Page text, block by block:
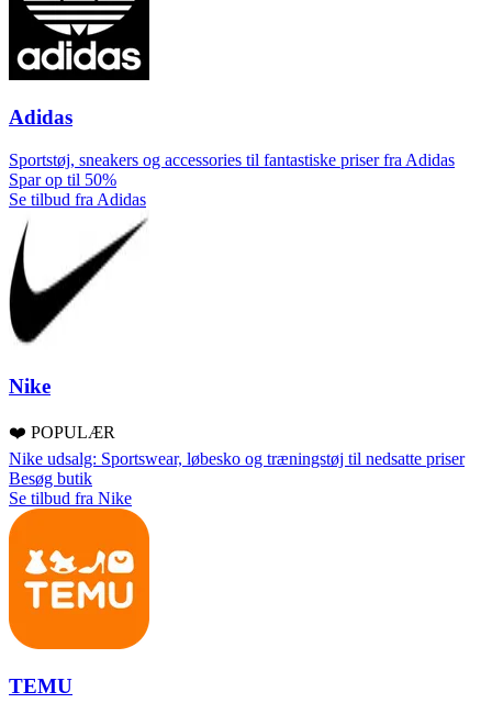
Adidas
Sportstøj, sneakers og accessories til fantastiske priser fra Adidas
Spar op til 50%
Se tilbud fra Adidas
Nike
❤️ POPULÆR
Nike udsalg: Sportswear, løbesko og træningstøj til nedsatte priser
Besøg butik
Se tilbud fra Nike
TEMU